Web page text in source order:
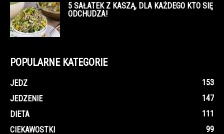
5 SAŁATEK Z KASZĄ, DLA KAŻDEGO KTO SIĘ
ODCHUDZA!
POPULARNE KATEGORIE
JEDZ
153
JEDZENIE
147
DIETA
111
CIEKAWOSTKI
99